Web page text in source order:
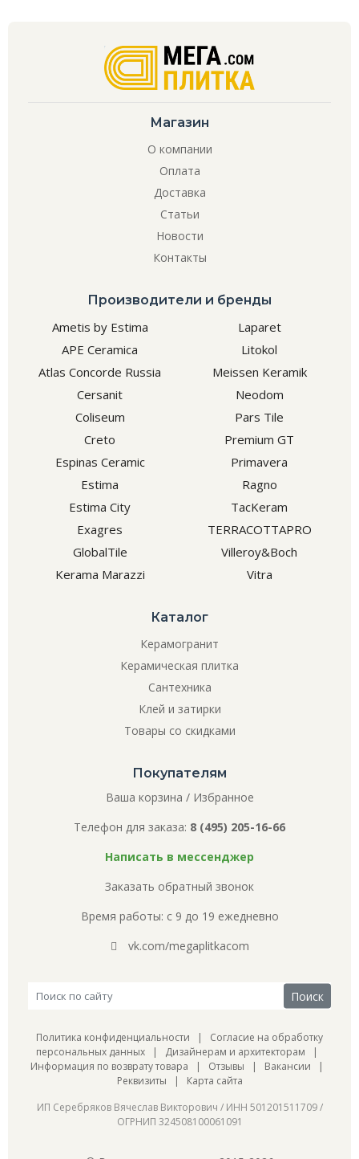
Магазин
О компании
Оплата
Доставка
Статьи
Новости
Контакты
Производители и бренды
Ametis by Estima
APE Ceramica
Atlas Concorde Russia
Cersanit
Coliseum
Creto
Espinas Ceramic
Estima
Estima City
Exagres
GlobalTile
Kerama Marazzi
Laparet
Litokol
Meissen Keramik
Neodom
Pars Tile
Premium GT
Primavera
Ragno
TacKeram
TERRACOTTAPRO
Villeroy&Boch
Vitra
Каталог
Керамогранит
Керамическая плитка
Сантехника
Клей и затирки
Товары со скидками
Покупателям
Ваша корзина / Избранное
Телефон для заказа: 8 (495) 205-16-66
Написать в мессенджер
Заказать обратный звонок
Время работы: с 9 до 19 ежедневно
vk.com/megaplitkacom
Политика конфиденциальности | Согласие на обработку
персональных данных | Дизайнерам и архитекторам |
Информация по возврату товара | Отзывы | Вакансии |
Реквизиты | Карта сайта
ИП Серебряков Вячеслав Викторович / ИНН 501201511709 /
ОГРНИП 324508100061091